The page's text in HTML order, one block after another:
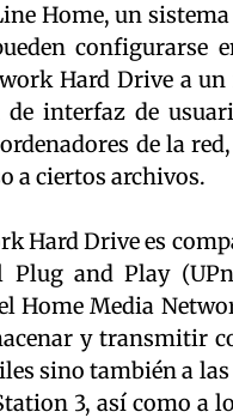
Home, un
configurarse
Hard Drive a
interfaz de
de la
a ciertos archivos.
Hard Drive es
Plug and Play
Home Media
y transmitir
sino también a
3, así como a